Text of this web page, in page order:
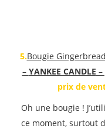
5.Bougie
– YANKEE CANDLE
prix de
Oh une bougie !
ce moment, surtout